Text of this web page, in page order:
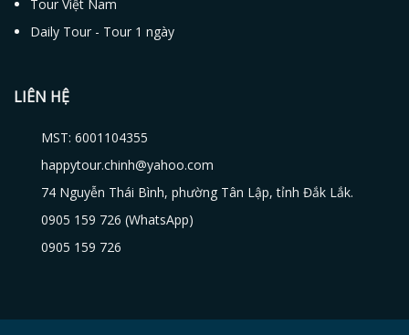
Tour Việt Nam
Daily Tour - Tour 1 ngày
LIÊN HỆ
MST: 6001104355
happytour.chinh@yahoo.com
74 Nguyễn Thái Bình, phường Tân Lập, tỉnh Đắk Lắk.
0905 159 726 (WhatsApp)
0905 159 726